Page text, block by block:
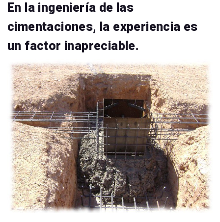
En la ingeniería de las
cimentaciones, la experiencia es
un factor inapreciable.